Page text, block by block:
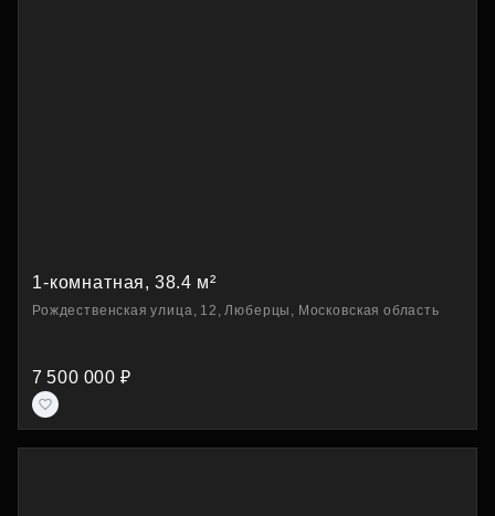
1-комнатная, 38.4 м²
Рождественская улица, 12, Люберцы, Московская область
7 500 000 ₽